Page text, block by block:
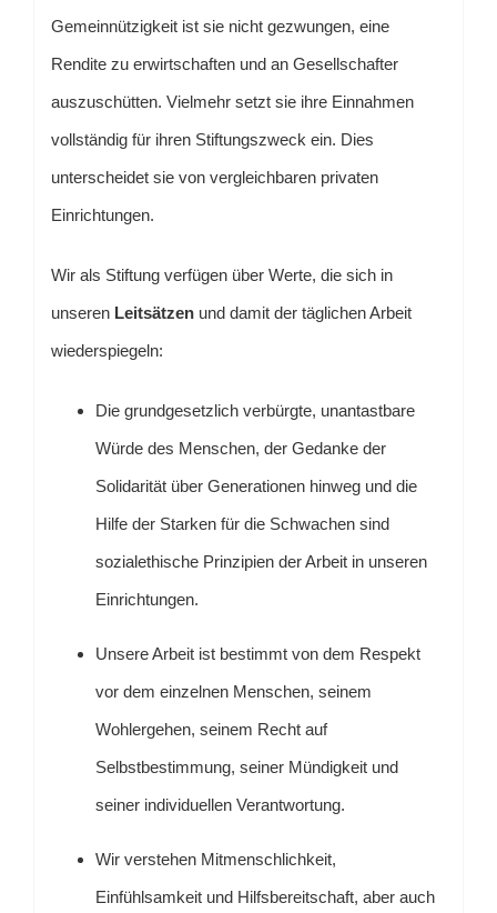
Gemeinnützigkeit ist sie nicht gezwungen, eine
Rendite zu erwirtschaften und an Gesellschafter
auszuschütten. Vielmehr setzt sie ihre Einnahmen
vollständig für ihren Stiftungszweck ein. Dies
unterscheidet sie von vergleichbaren privaten
Einrichtungen.
Wir als Stiftung verfügen über Werte, die sich in
unseren Leitsätzen und damit der täglichen Arbeit
wiederspiegeln:
Die grundgesetzlich verbürgte, unantastbare
Würde des Menschen, der Gedanke der
Solidarität über Generationen hinweg und die
Hilfe der Starken für die Schwachen sind
sozialethische Prinzipien der Arbeit in unseren
Einrichtungen.
Unsere Arbeit ist bestimmt von dem Respekt
vor dem einzelnen Menschen, seinem
Wohlergehen, seinem Recht auf
Selbstbestimmung, seiner Mündigkeit und
seiner individuellen Verantwortung.
Wir verstehen Mitmenschlichkeit,
Einfühlsamkeit und Hilfsbereitschaft, aber auch